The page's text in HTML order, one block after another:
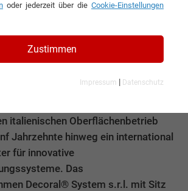
Andrea Piva General Sales
Decoral® System s.r.l.
setzen weltweit
italienischen Oberflächenbetrieb
Jahrzehnte hinweg ein international
für innovative
Das
Decoral® System s.r.l. mit Sitz
oder jederzeit über die Cookie-Einstellungen
Zustimmen
Impressum | Datenschutz